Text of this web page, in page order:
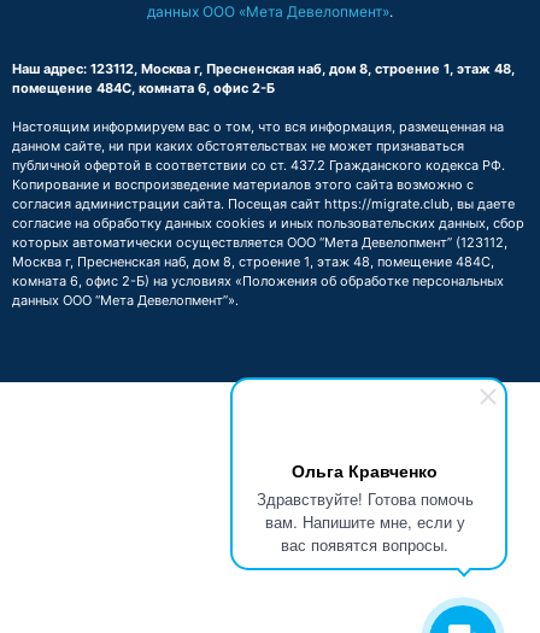
Ольга Кравченко
Здравствуйте! Готова помочь
вам. Напишите мне, если у
вас появятся вопросы.
данных ООО «Мета Девелопмент».
Наш адрес: 123112, Москва г, Пресненская наб, дом 8, строение 1, этаж 48,
помещение 484С, комната 6, офис 2-Б
Настоящим информируем вас о том, что вся информация, размещенная на
данном сайте, ни при каких обстоятельствах не может признаваться
публичной офертой в соответствии со ст. 437.2 Гражданского кодекса РФ.
Копирование и воспроизведение материалов этого сайта возможно с
согласия администрации сайта. Посещая сайт https://migrate.club, вы даете
согласие на обработку данных cookies и иных пользовательских данных, сбор
которых автоматически осуществляется ООО “Мета Девелопмент” (123112,
Москва г, Пресненская наб, дом 8, строение 1, этаж 48, помещение 484С,
комната 6, офис 2-Б) на условиях «Положения об обработке персональных
данных ООО “Мета Девелопмент”».